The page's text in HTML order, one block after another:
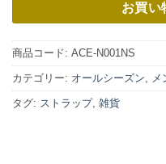
お買い
商品コード: ACE-N001NS
カテゴリー: オールシーズン, メ
タグ: ストラップ, 雑貨